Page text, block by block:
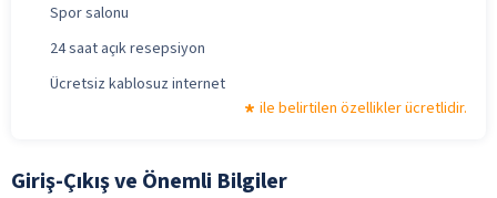
Spor salonu
24 saat açık resepsiyon
Ücretsiz kablosuz internet
ile belirtilen özellikler ücretlidir.
Giriş-Çıkış ve Önemli Bilgiler